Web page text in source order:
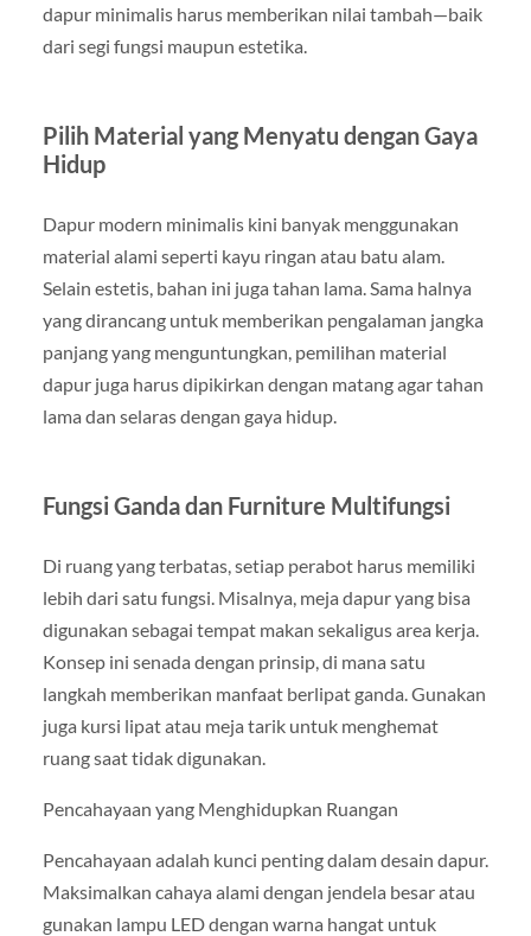
dapur minimalis harus memberikan nilai tambah—baik
dari segi fungsi maupun estetika.
Pilih Material yang Menyatu dengan Gaya
Hidup
Dapur modern minimalis kini banyak menggunakan
material alami seperti kayu ringan atau batu alam.
Selain estetis, bahan ini juga tahan lama. Sama halnya
yang dirancang untuk memberikan pengalaman jangka
panjang yang menguntungkan, pemilihan material
dapur juga harus dipikirkan dengan matang agar tahan
lama dan selaras dengan gaya hidup.
Fungsi Ganda dan Furniture Multifungsi
Di ruang yang terbatas, setiap perabot harus memiliki
lebih dari satu fungsi. Misalnya, meja dapur yang bisa
digunakan sebagai tempat makan sekaligus area kerja.
Konsep ini senada dengan prinsip, di mana satu
langkah memberikan manfaat berlipat ganda. Gunakan
juga kursi lipat atau meja tarik untuk menghemat
ruang saat tidak digunakan.
Pencahayaan yang Menghidupkan Ruangan
Pencahayaan adalah kunci penting dalam desain dapur.
Maksimalkan cahaya alami dengan jendela besar atau
gunakan lampu LED dengan warna hangat untuk